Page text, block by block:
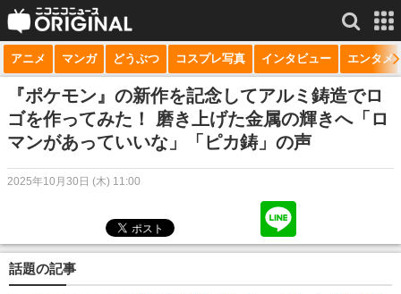
サービス一覧 もっと見る
niconico
動画
生放送
マンガ
アニメ マンガ どうぶつ コスプレ写真 インタビュー エンタメ
『ポケモン』の新作を記念してアルミ鋳造でロ
ゴを作ってみた！ 磨き上げた金属の輝きへ「ロ
マンがあっていいな」「ピカ鋳」の声
2025年10月30日 (木) 11:00
話題の記事